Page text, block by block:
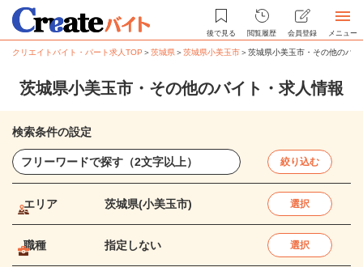
後で見る 閲覧履歴 会員登録 メニュー
クリエイトバイト・パート求人TOP ＞茨城県＞茨城県小美玉市＞茨城県小美玉市・その他のバ
茨城県小美玉市・その他のバイト・求人情報
検索条件の設定
絞り込む
エリア 茨城県(小美玉市) 選択
職種 指定しない 選択